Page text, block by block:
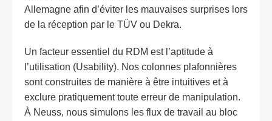
Allemagne afin d’éviter les mauvaises surprises lors
de la réception par le TÜV ou Dekra.
Un facteur essentiel du RDM est l’aptitude à
l’utilisation (Usability). Nos colonnes plafonnières
sont construites de manière à être intuitives et à
exclure pratiquement toute erreur de manipulation.
À Neuss, nous simulons les flux de travail au bloc